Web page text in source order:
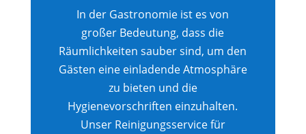
In der Gastronomie ist es von
großer Bedeutung, dass die
Räumlichkeiten sauber sind, um den
Gästen eine einladende Atmosphäre
zu bieten und die
Hygienevorschriften einzuhalten.
Unser Reinigungsservice für